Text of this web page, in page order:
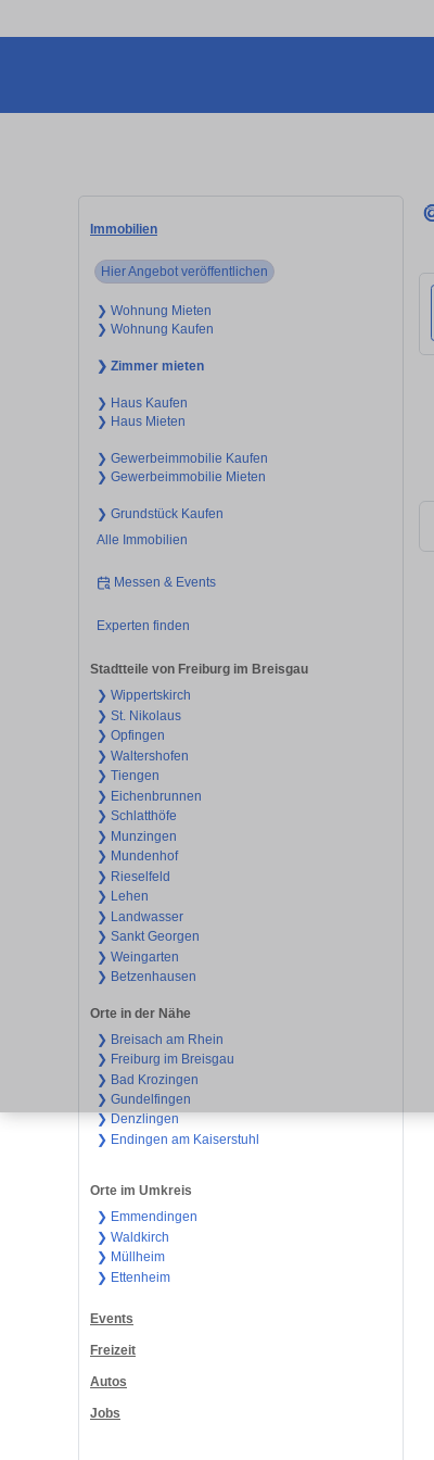
Immobilien
Hier Angebot veröffentlichen
❯ Wohnung Mieten
❯ Wohnung Kaufen
❯ Zimmer mieten
❯ Haus Kaufen
❯ Haus Mieten
❯ Gewerbeimmobilie Kaufen
❯ Gewerbeimmobilie Mieten
❯ Grundstück Kaufen
Alle Immobilien
Messen & Events
Experten finden
Stadtteile von Freiburg im Breisgau
❯ Wippertskirch
❯ St. Nikolaus
❯ Opfingen
❯ Waltershofen
❯ Tiengen
❯ Eichenbrunnen
❯ Schlatthöfe
❯ Munzingen
❯ Mundenhof
❯ Rieselfeld
❯ Lehen
❯ Landwasser
❯ Sankt Georgen
❯ Weingarten
❯ Betzenhausen
Orte in der Nähe
❯ Breisach am Rhein
❯ Freiburg im Breisgau
❯ Bad Krozingen
❯ Gundelfingen
❯ Denzlingen
❯ Endingen am Kaiserstuhl
Orte im Umkreis
❯ Emmendingen
❯ Waldkirch
❯ Müllheim
❯ Ettenheim
Events
Freizeit
Autos
Jobs